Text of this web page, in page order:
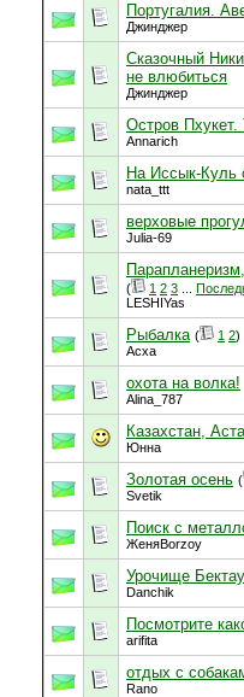
Португалия.
Джинджер
Сказочный
не влюбиться
Джинджер
Остров Пхукет.
Annarich
На Иссык-Куль
nata_ttt
верховые
Julia-69
( 1 2 3
LESHIYas
Рыбалка ( 1 2)
Асха
охота на волка!
Alina_787
Казахстан,
Юнна
Золотая осень (
Svetik
Поиск с
ЖеняBorzoy
Урочище
Danchik
Посмотрите
arifita
отдых с
Rano